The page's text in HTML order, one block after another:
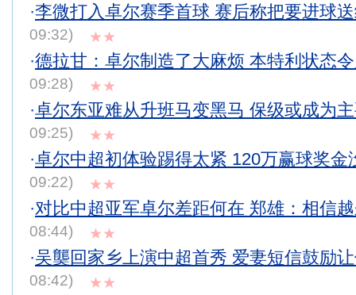
·李微打入卓尔赛季首球 赛后称把要进球
09:32)
★★
·德拉甘：卓尔制造了大麻烦 本特利状态
09:28)
★★
·卓尔东亚难从升班马变黑马 保级或成为
09:25)
★★
·卓尔中超初体验踢得太紧 120万赢球奖金
09:22)
★★
·对比中超亚军卓尔差距何在 郑雄：相信
08:44)
★★
·吴龑回家乡上演中超首秀 爱妻短信鼓励
08:42)
★★